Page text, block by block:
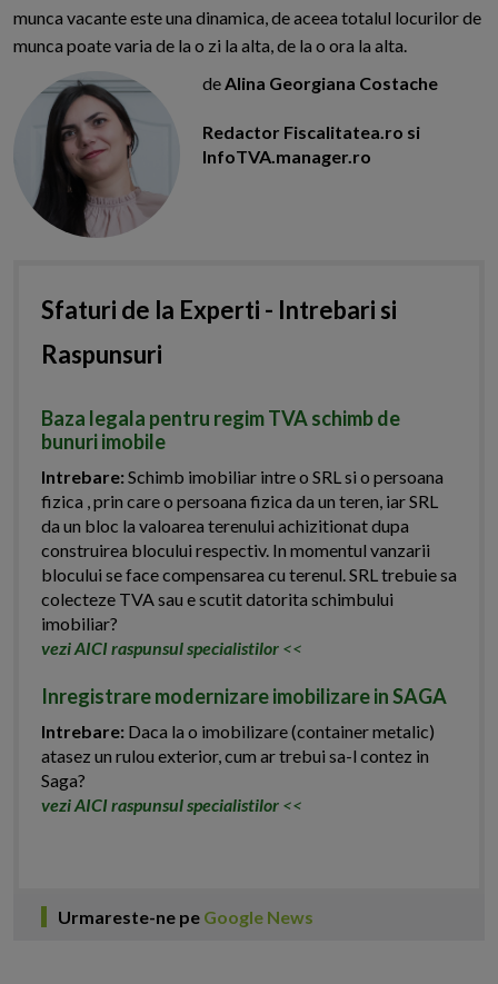
munca vacante este una dinamica, de aceea totalul locurilor de
munca poate varia de la o zi la alta, de la o ora la alta.
deAlina Georgiana Costache
Redactor Fiscalitatea.ro si
InfoTVA.manager.ro
Sfaturi de la Experti - Intrebari si
Raspunsuri
Baza legala pentru regim TVA schimb de
bunuri imobile
Intrebare:Schimb imobiliar intre o SRL si o persoana
fizica , prin care o persoana fizica da un teren, iar SRL
da un bloc la valoarea terenului achizitionat dupa
construirea blocului respectiv. In momentul vanzarii
blocului se face compensarea cu terenul. SRL trebuie sa
colecteze TVA sau e scutit datorita schimbului
imobiliar?
vezi AICI raspunsul specialistilor <<
Inregistrare modernizare imobilizare in SAGA
Intrebare: Daca la o imobilizare (container metalic)
atasez un rulou exterior, cum ar trebui sa-l contez in
Saga?
vezi AICI raspunsul specialistilor <<
Urmareste-ne pe Google News